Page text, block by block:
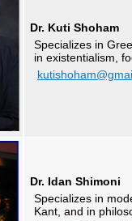
Dr. Kuti Shoham
Specializes in
in existentialism,
Dr. Idan Shimoni
Specializes in
Kant, and in